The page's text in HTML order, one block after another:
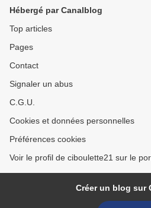
Hébergé par Canalblog
Top articles
Pages
Contact
Signaler un abus
C.G.U.
Cookies et données personnelles
Préférences cookies
Voir le profil de ciboulette21 sur le
Créer un blog sur